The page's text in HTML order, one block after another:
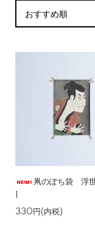
凧のぽち袋 浮
330円(内税)